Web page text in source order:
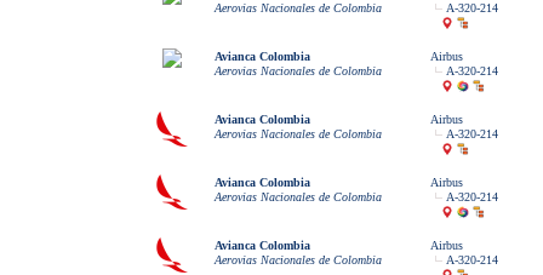
Aerovias Nacionales de Colombia
A-320-214
Avianca Colombia
Aerovias Nacionales de Colombia
Airbus
A-320-214
Avianca Colombia
Aerovias Nacionales de Colombia
Airbus
A-320-214
Avianca Colombia
Aerovias Nacionales de Colombia
Airbus
A-320-214
Avianca Colombia
Aerovias Nacionales de Colombia
Airbus
A-320-214